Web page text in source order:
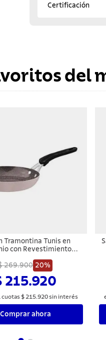
Certificación
del
Tramontina Tunis en
con Revestimiento
Rosa Trufado 28 cm 2,3
269.900 20%
215.920
cuotas $ 215.920sin interés
Comprar ahora